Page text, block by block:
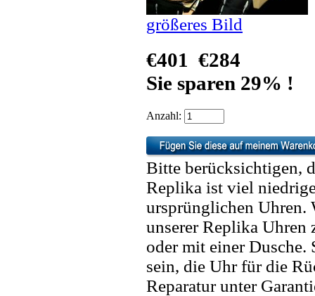
größeres Bild
€401 €284
Sie sparen 29% !
Anzahl:
Bitte berücksichtigen,
Replika ist viel
ursprünglichen Uhren.
unserer Replika Uhren
oder mit einer
sein, die Uhr für die
Reparatur unter